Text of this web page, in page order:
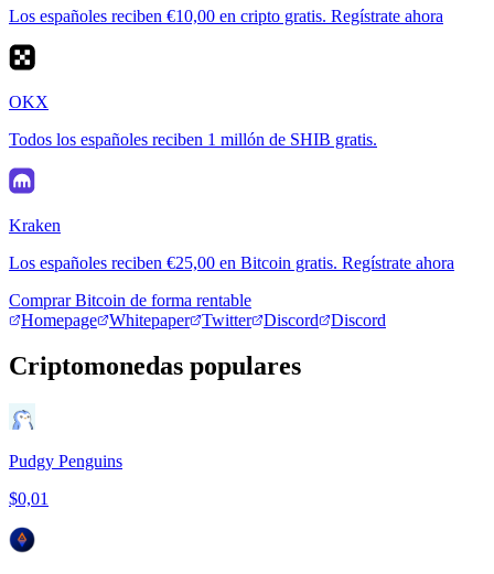
Los españoles reciben €10,00 en cripto gratis. Regístrate ahora
OKX
Todos los españoles reciben 1 millón de SHIB gratis.
Kraken
Los españoles reciben €25,00 en Bitcoin gratis. Regístrate ahora
Comprar Bitcoin de forma rentable
Homepage
Whitepaper Twitter Discord Discord
Criptomonedas populares
Pudgy Penguins
$0,01